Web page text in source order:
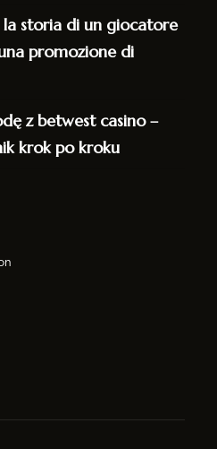
storia di un giocatore
promozione di
z betwest casino –
krok po kroku